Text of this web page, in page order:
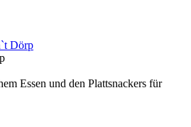
Dörp
Essen und den Plattsnackers für